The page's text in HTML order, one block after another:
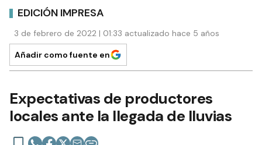
EDICIÓN IMPRESA
3 de febrero de 2022 | 01:33 actualizado hace 5 años
Añadir como fuente en
Expectativas de productores
locales ante la llegada de lluvias